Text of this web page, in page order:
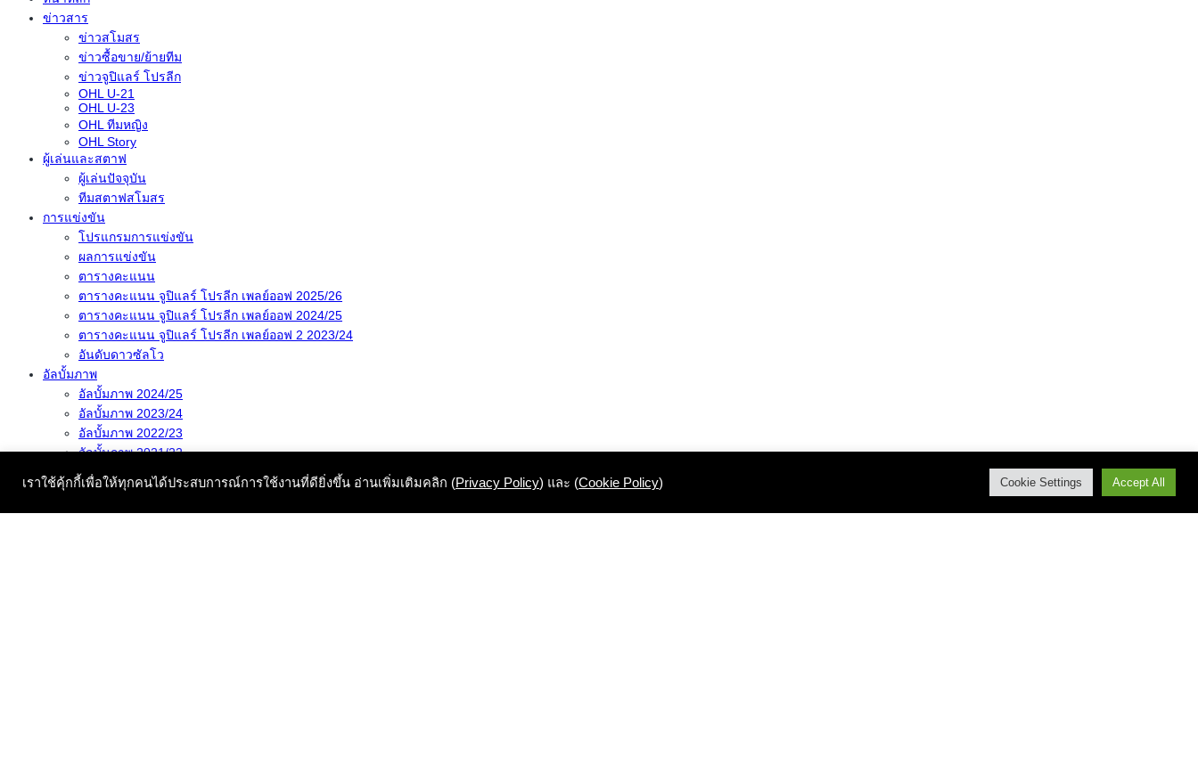
ข่าวสาร
ข่าวสโมสร
ข่าวซื้อขาย/ย้ายทีม
ข่าวจูปิแลร์ โปรลีก
OHL U-21
OHL U-23
OHL ทีมหญิง
OHL Story
ผู้เล่นและสตาฟ
ผู้เล่นปัจจุบัน
ทีมสตาฟสโมสร
การแข่งขัน
โปรแกรมการแข่งขัน
ผลการแข่งขัน
ตารางคะแนน
ตารางคะแนน จูปิแลร์ โปรลีก เพลย์ออฟ 2025/26
ตารางคะแนน จูปิแลร์ โปรลีก เพลย์ออฟ 2024/25
ตารางคะแนน จูปิแลร์ โปรลีก เพลย์ออฟ 2 2023/24
อันดับดาวซัลโว
อัลบั้มภาพ
อัลบั้มภาพ 2024/25
อัลบั้มภาพ 2023/24
อัลบั้มภาพ 2022/23
อัลบั้มภาพ 2021/22
อัลบั้มภาพ 2020/21
อัลบั้มภาพ 2019/20
อัลบั้มภาพ 2018/19
เราใช้คุ้กกี้เพื่อให้ทุกคนได้ประสบการณ์การใช้งานที่ดียิ่งขึ้น อ่านเพิ่มเติมคลิก (Privacy Policy) และ (Cookie Policy) Cookie Settings Accept All